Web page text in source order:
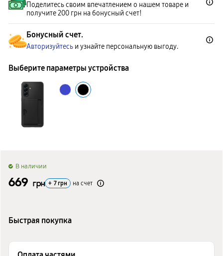
Поделитесь своим впечатлением о нашем товаре и
получите 200 грн на бонусный счет!
Бонусный счет.
Авторизуйтесь и узнайте персональную выгоду.
Выберите параметры устройства
B наличии
669 грн + 7 грн на счет
Быстрая покупка